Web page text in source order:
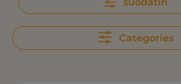
Categories